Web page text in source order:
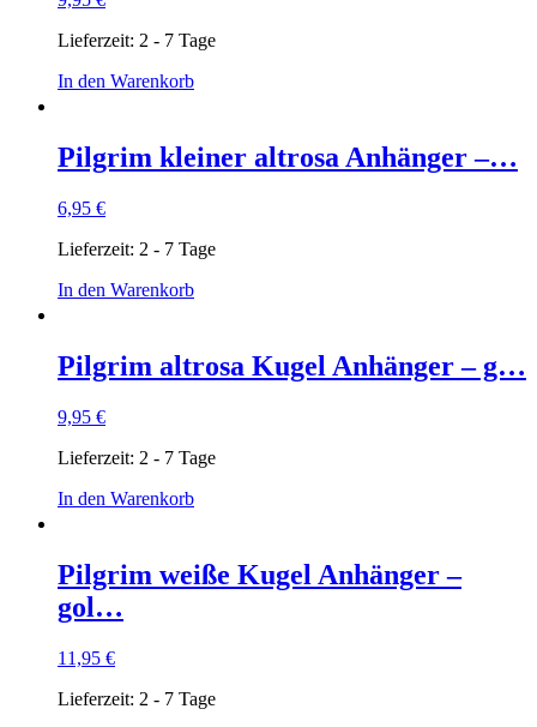
Lieferzeit: 2 - 7 Tage
In den Warenkorb
Pilgrim kleiner altrosa Anhänger –…
6,95 €
Lieferzeit: 2 - 7 Tage
In den Warenkorb
Pilgrim altrosa Kugel Anhänger – g…
9,95 €
Lieferzeit: 2 - 7 Tage
In den Warenkorb
Pilgrim weiße Kugel Anhänger –
gol…
11,95 €
Lieferzeit: 2 - 7 Tage